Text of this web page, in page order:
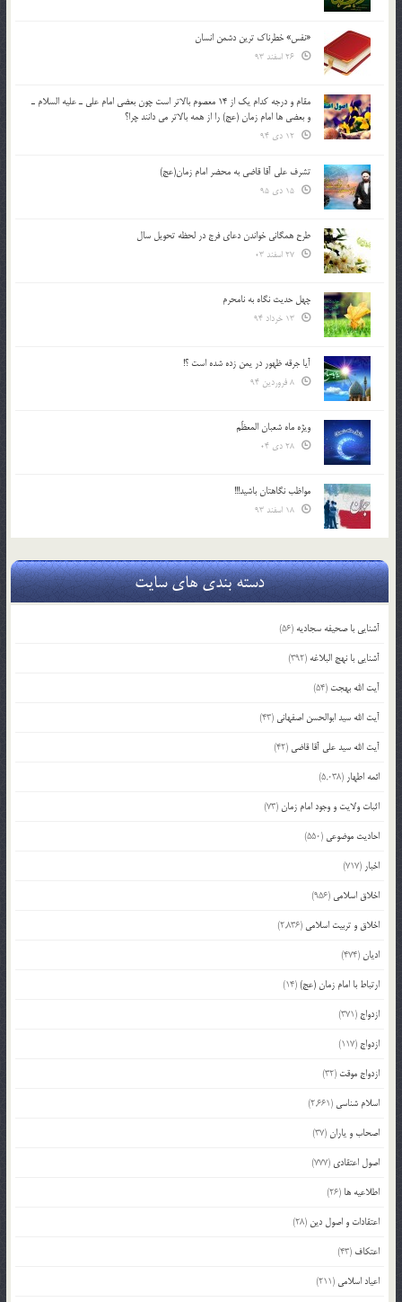
«نفس» خطرناک ترین دشمن انسان
مقام و درجه كدام يك از 14 معصوم بالاتر است چون بعضي امام علي ـ عليه السلام ـ
و بعضي ها امام زمان (عج) را از همه بالاتر مي دانند چرا؟
تشرف علي آقا قاضي به محضر امام زمان(عج)
طرح همگانی خواندن دعای فرج در لحظه تحویل سال
چهل حدیث نگاه به نامحرم
آیا جرقه ظهور در یمن زده شده است ؟!
ویژه ماه شعبان المعظّم
مواظب نگاهتان باشید!!!
دسته بندی های سایت
آشنایی با صحیفه سجادیه (56)
آشنایی با نهج البلاغه (392)
آیت الله بهجت (54)
آیت الله سید ابوالحسن اصفهانی (43)
آیت الله سید علی آقا قاضی (42)
ائمه اطهار (5,038)
اثبات ولایت و وجود امام زمان(73)
احادیث موضوعی (550)
اخبار (717)
اخلاق اسلامی (956)
اخلاق و تربیت اسلامی (2,836)
ادیان(474)
ارتباط با امام زمان (عج)(14)
ازدواج (371)
ازدواج (117)
ازدواج موقت (32)
اسلام شناسی (2,661)
اصحاب و یاران(37)
اصول اعتقادی (777)
اطلاعیه ها (26)
اعتقادات و اصول دین (28)
اعتکاف (43)
اعیاد اسلامی (211)